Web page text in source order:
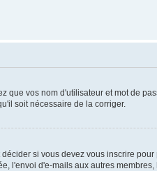
que vos nom d'utilisateur et mot de
soit nécessaire de la corriger.
si vous devez vous inscrire
l'envoi d'e-mails aux autres